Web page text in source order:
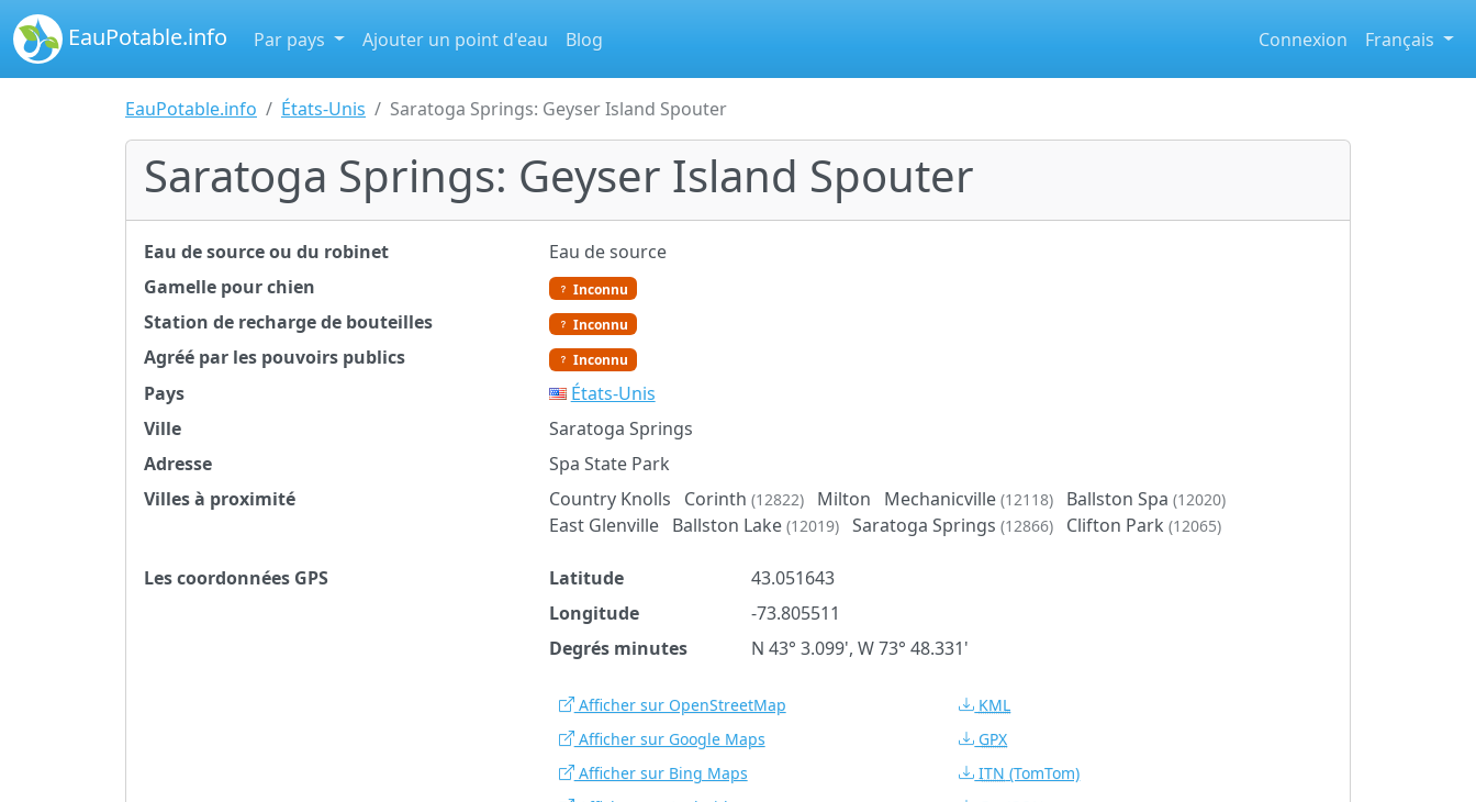
EauPotable.info Par pays Ajouter un point d'eau Blog Connexion Français
EauPotable.info États-Unis Saratoga Springs: Geyser Island Spouter
Saratoga Springs: Geyser Island Spouter
Eau de source ou du robinet
Eau de source
Gamelle pour chien
Inconnu
Station de recharge de bouteilles Inconnu
Agréé par les pouvoirs publics Inconnu
Pays
États-Unis
Ville
Saratoga Springs
Adresse
Spa State Park
Villes à proximité
Country Knolls Corinth (12822) Milton Mechanicville (12118) Ballston Spa (12020)
East Glenville Ballston Lake (12019) Saratoga Springs (12866) Clifton Park (12065)
Les coordonnées GPS Latitude
43.051643
Longitude
-73.805511
Degrés minutes
N 43° 3.099', W 73° 48.331'
Afficher sur OpenStreetMap
Afficher sur Google Maps
Afficher sur Bing Maps
KML
GPX
ITN (TomTom)